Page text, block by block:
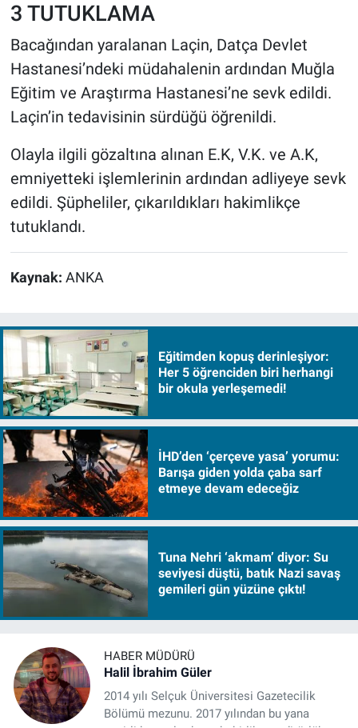
3 TUTUKLAMA
Bacağından yaralanan Laçin, Datça Devlet
Hastanesi’ndeki müdahalenin ardından Muğla
Eğitim ve Araştırma Hastanesi’ne sevk edildi.
Laçin’in tedavisinin sürdüğü öğrenildi.
Olayla ilgili gözaltına alınan E.K, V.K. ve A.K,
emniyetteki işlemlerinin ardından adliyeye sevk
edildi. Şüpheliler, çıkarıldıkları hakimlikçe
tutuklandı.
Kaynak: ANKA
Eğitimden kopuş derinleşiyor:
Her 5 öğrenciden biri herhangi
bir okula yerleşemedi!
İHD’den ‘çerçeve yasa’ yorumu:
Barışa giden yolda çaba sarf
etmeye devam edeceğiz
Tuna Nehri ‘akmam’ diyor: Su
seviyesi düştü, batık Nazi savaş
gemileri gün yüzüne çıktı!
HABER MÜDÜRÜ
Halil İbrahim Güler
2014 yılı Selçuk Üniversitesi Gazetecilik
Bölümü mezunu. 2017 yılından bu yana